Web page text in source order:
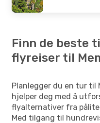
Finn de beste
flyreiser til
Planlegger du en tur til
hjelper deg med å
flyalternativer fra
Med tilgang til